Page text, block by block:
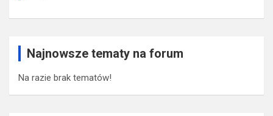
Najnowsze tematy na forum
Na razie brak tematów!